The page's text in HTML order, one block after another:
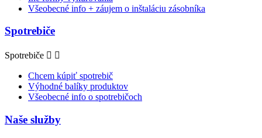
Všeobecné info + záujem o inštaláciu zásobníka
Spotrebiče
Spotrebiče  
Chcem kúpiť spotrebič
Výhodné balíky produktov
Všeobecné info o spotrebičoch
Naše služby